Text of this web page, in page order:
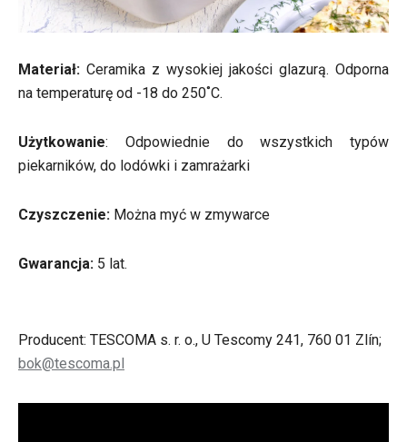
Materiał: Ceramika z wysokiej jakości glazurą. Odporna
na temperaturę od -18 do 250˚C.
Użytkowanie: Odpowiednie do wszystkich typów
piekarników, do lodówki i zamrażarki
Czyszczenie: Można myć w zmywarce
Gwarancja: 5 lat.
Producent: TESCOMA s. r. o., U Tescomy 241, 760 01 Zlín;
bok@tescoma.pl